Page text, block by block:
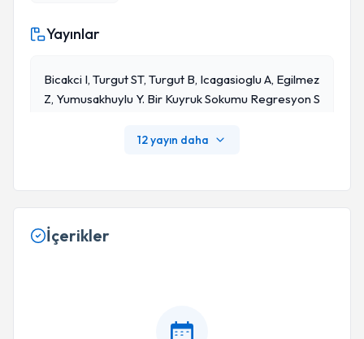
Yayınlar
Bicakci I, Turgut ST, Turgut B, Icagasioglu A, Egilmez
Z, Yumusakhuylu Y. Bir Kuyruk Sokumu Regresyon S
Med J. 2014;18:92. Yayınlanma Tarihi: 26 Mayıs 2014.
12 yayın daha
İçerikler